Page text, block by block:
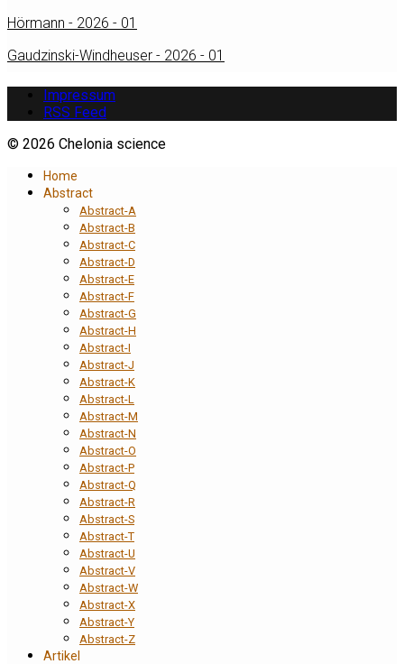
Hörmann - 2026 - 01
Gaudzinski-Windheuser - 2026 - 01
Impressum
RSS Feed
© 2026 Chelonia science
Home
Abstract
Abstract-A
Abstract-B
Abstract-C
Abstract-D
Abstract-E
Abstract-F
Abstract-G
Abstract-H
Abstract-I
Abstract-J
Abstract-K
Abstract-L
Abstract-M
Abstract-N
Abstract-O
Abstract-P
Abstract-Q
Abstract-R
Abstract-S
Abstract-T
Abstract-U
Abstract-V
Abstract-W
Abstract-X
Abstract-Y
Abstract-Z
Artikel